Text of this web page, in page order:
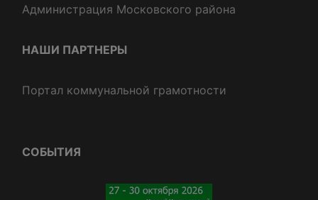
Администрация Московского района
НАШИ ПАРТНЕРЫ
Портал коммунальной грамотности
СОБЫТИЯ